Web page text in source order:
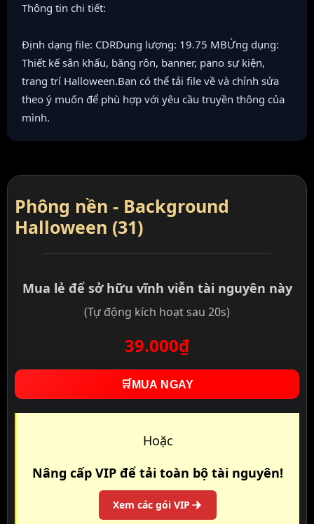
Thông tin chi tiết:
Định dạng file: CDRDung lượng: 19.75 MBỨng dụng:
Thiết kế sân khấu, băng rôn, banner, pano sự kiện,
trang trí Halloween.Bạn có thể tải file về và chỉnh sửa
theo ý muốn để phù hợp với yêu cầu truyền thông của
mình.
Phông nền - Background
Halloween (31)
Mua lẻ để sở hữu vĩnh viễn tài nguyên này
(Tự động kích hoạt sau 20s)
39.000₫
🛒 MUA NGAY
Hoặc
Nâng cấp VIP để tải toàn bộ tài nguyên!
Xem các gói VIP